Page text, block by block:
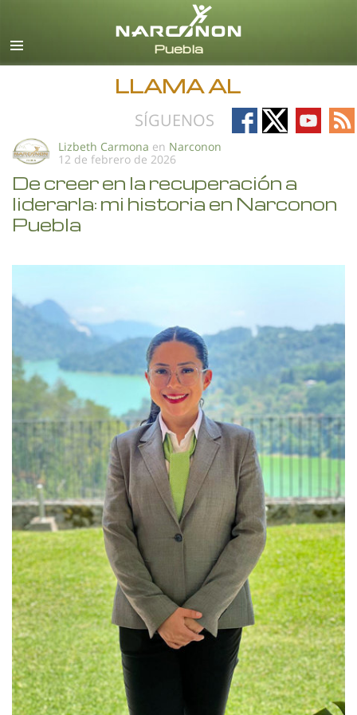
Español
Todas las Regiones/Idiomas
LLAMA AL
SÍGUENOS
Follow
on
Follow
on
Follow
on
on
Lizbeth Carmona en Narconon
12 de febrero de 2026
De creer en la recuperación a
liderarla: mi historia en Narconon
Puebla